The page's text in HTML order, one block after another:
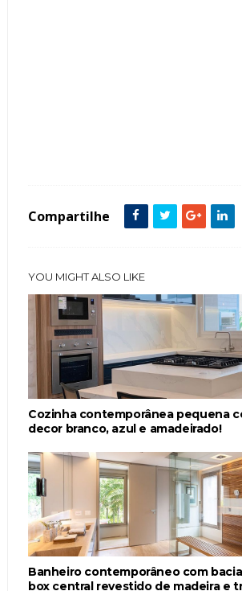
Compartilhe
YOU MIGHT ALSO LIKE
Cozinha contemporânea pequena
decor branco, azul e amadeirado!
Banheiro contemporâneo com
box central revestido de madeira e